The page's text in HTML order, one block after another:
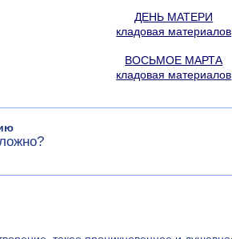
ДЕНЬ МАТЕРИ
кладовая материалов
ВОСЬМОЕ МАРТА
кладовая материалов